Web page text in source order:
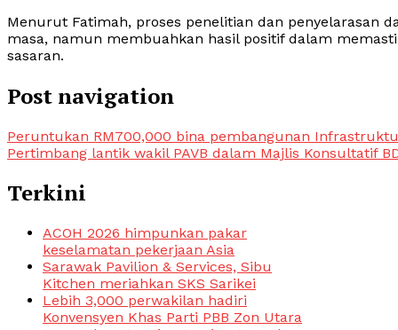
Menurut Fatimah, proses penelitian dan penyelarasan
masa, namun membuahkan hasil positif dalam
sasaran.
Post navigation
Peruntukan RM700,000 bina pembangunan
Pertimbang lantik wakil PAVB dalam Majlis Konsultatif
Terkini
ACOH 2026 himpunkan pakar
keselamatan pekerjaan Asia
Sarawak Pavilion & Services, Sibu
Kitchen meriahkan SKS Sarikei
Lebih 3,000 perwakilan hadiri
Konvensyen Khas Parti PBB Zon Utara